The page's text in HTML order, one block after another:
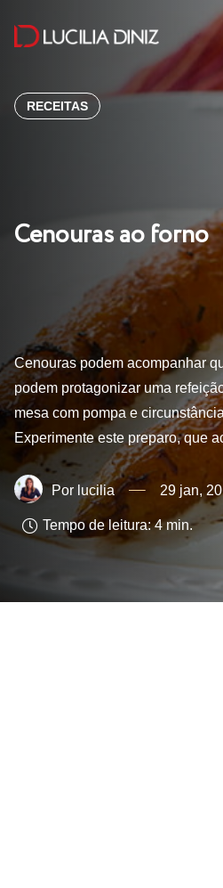
RECEITAS
Cenouras ao forno
Cenouras podem acompanhar
podem protagonizar uma
mesa com pompa e
Experimente este preparo, que
lucilia 29 jan,
Tempo de leitura: 4 min.